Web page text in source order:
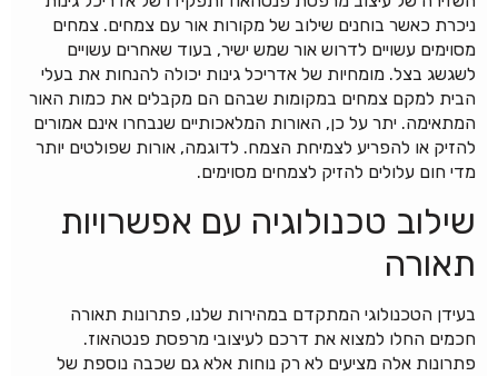
ניכרת כאשר בוחנים שילוב של מקורות אור עם צמחים. צמחים
מסוימים עשויים לדרוש אור שמש ישיר, בעוד שאחרים עשויים
לשגשג בצל. מומחיות של אדריכל גינות יכולה להנחות את בעלי
הבית למקם צמחים במקומות שבהם הם מקבלים את כמות האור
המתאימה. יתר על כן, האורות המלאכותיים שנבחרו אינם אמורים
להזיק או להפריע לצמיחת הצמח. לדוגמה, אורות שפולטים יותר
מדי חום עלולים להזיק לצמחים מסוימים.
שילוב טכנולוגיה עם אפשרויות
תאורה
בעידן הטכנולוגי המתקדם במהירות שלנו, פתרונות תאורה
חכמים החלו למצוא את דרכם לעיצובי מרפסת פנטהאוז.
פתרונות אלה מציעים לא רק נוחות אלא גם שכבה נוספת של